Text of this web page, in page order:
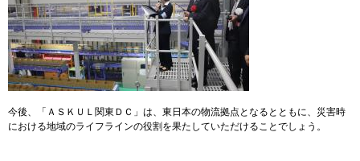
今後、「ＡＳＫＵＬ関東ＤＣ」は、東日本の物流拠点となるとともに、災害時
における地域のライフラインの役割を果たしていただけることでしょう。